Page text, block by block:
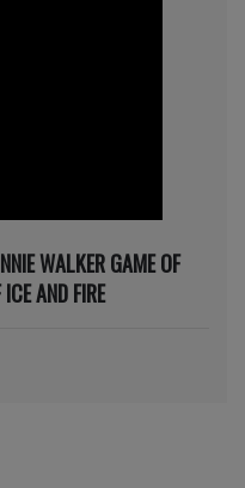
WALKER GAME OF
AND FIRE